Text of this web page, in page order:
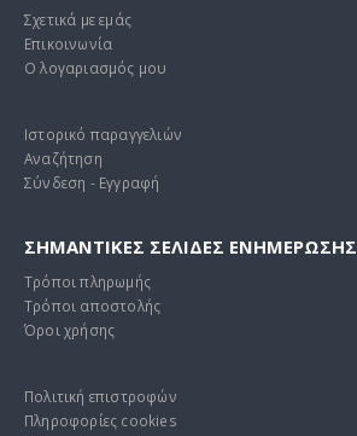
Σχετικά με εμάς
Επικοινωνία
Ο λογαριασμός μου
Ιστορικό παραγγελιών
Αναζήτηση
Σύνδεση - Εγγραφή
ΣΗΜΑΝΤΙΚΕΣ ΣΕΛΙΔΕΣ ΕΝΗΜΕΡΩΣΗΣ
Τρόποι πληρωμής
Τρόποι αποστολής
Όροι χρήσης
Πολιτική επιστροφών
Πληροφορίες cookies